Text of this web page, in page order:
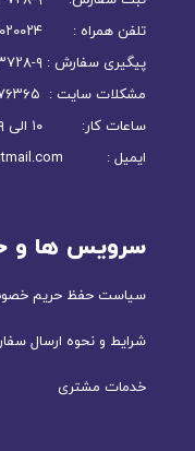
تلفن همراه : ۳۰۲۰۰۲۴-۰۹۳۰
پیگیری سفارش : ۹-۳۶۴۵۳۷۲۸-۰۲۱ (۱۰ تا ۱۹)
مشکلات سایت : ۰۲۱۸۸۲۷۶۳۶۵
ساعات کار: ۱۰ الی ۱۹ بجز تعطیلات
ایمیل : rasaplastic@hotmail.com
سرویس ها و
سیاست حفظ حریم
شرایط و نحوه ارسال
خدمات مشتری